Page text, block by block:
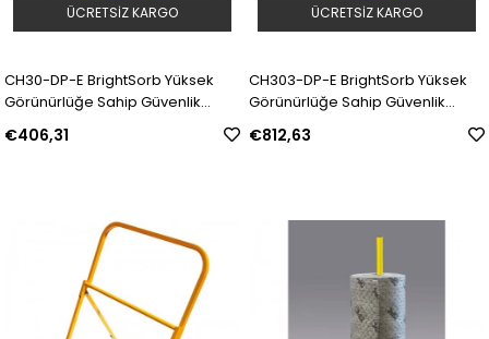
CH30-DP-E BrightSorb Yüksek
Görünürlüğe Sahip Güvenlik
cm | Model: 309073 | SKU:
€406,31
ÜCRETSIZ KARGO
CH303-DP-E BrightSorb Yüksek
Görünürlüğe Sahip Güvenlik
cm | Model: 309074 | SKU:
€812,63
ÜCRETSIZ KARGO